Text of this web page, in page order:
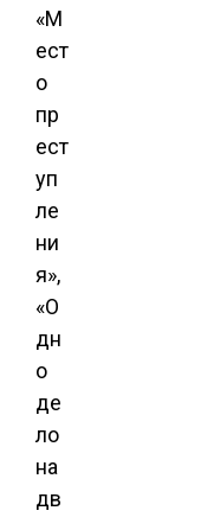
«М
ест
о
пр
ест
уп
ле
ни
я»,
«О
дн
о
де
ло
на
дв